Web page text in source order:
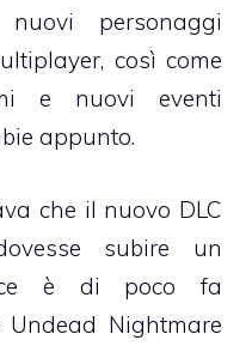
personaggi
così come
e nuovi eventi
appunto.
che il nuovo DLC
subire un
è di poco fa
Undead Nightmare